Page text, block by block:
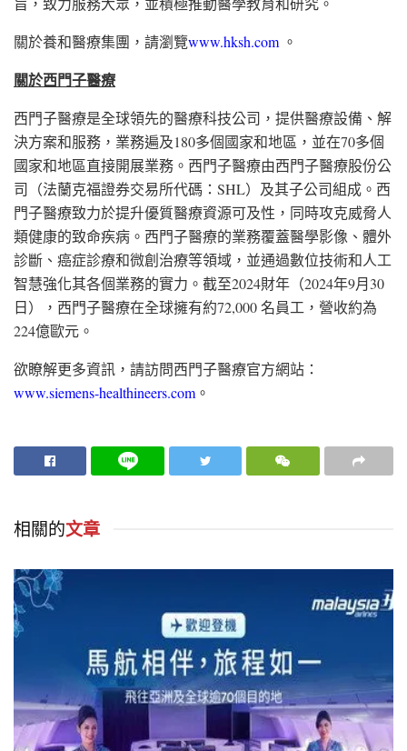
關於養和醫療集團，請瀏覽www.hksh.com 。
關於西門子醫療
西門子醫療是全球領先的醫療科技公司，提供醫療設備、解
決方案和服務，業務遍及180多個國家和地區，並在70多個
國家和地區直接開展業務。西門子醫療由西門子醫療股份公
司（法蘭克福證券交易所代碼：SHL）及其子公司組成。西
門子醫療致力於提升優質醫療資源可及性，同時攻克威脅人
類健康的致命疾病。西門子醫療的業務覆蓋醫學影像、體外
診斷、癌症診療和微創治療等領域，並通過數位技術和人工
智慧強化其各個業務的實力。截至2024財年（2024年9月30
日），西門子醫療在全球擁有約72,000 名員工，營收約為
224億歐元。
欲瞭解更多資訊，請訪問西門子醫療官方網站：
www.siemens-healthineers.com 。
相關的文章